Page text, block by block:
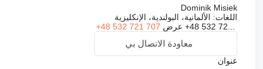
Dominik Misiek
اللغات: الألمانية، البولندية، الإنكليزية
+48 532 72... عرض +48 532 721 707
معاودة الاتصال بي
عنوان